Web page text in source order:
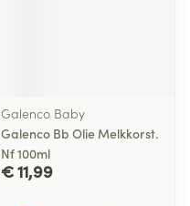
Galenco Baby
Galenco Bb Olie Melkkorst.
Nf 100ml
€ 11,99